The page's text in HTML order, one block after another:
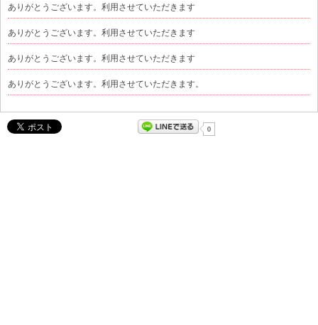
ありがとうございます。利用させていただきます
ありがとうございます。利用させていただきます
ありがとうございます。利用させていただきます
ありがとうございます。利用させていただきます。
0